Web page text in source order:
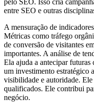
entre SEO e outras
A mensuração de
Métricas como tráfego
de conversão de visitantes
importantes. A análise de
Ela ajuda a antecipar
um investimento estratégico
visibilidade e autoridade.
qualificados. Ele contribui
negócio.